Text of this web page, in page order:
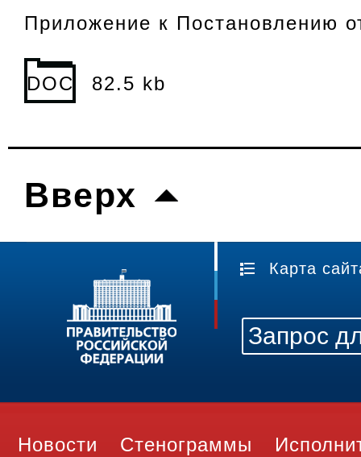
Приложение к Постановлению
DOC 82.5 kb
Вверх
Карта
Новости Стенограммы